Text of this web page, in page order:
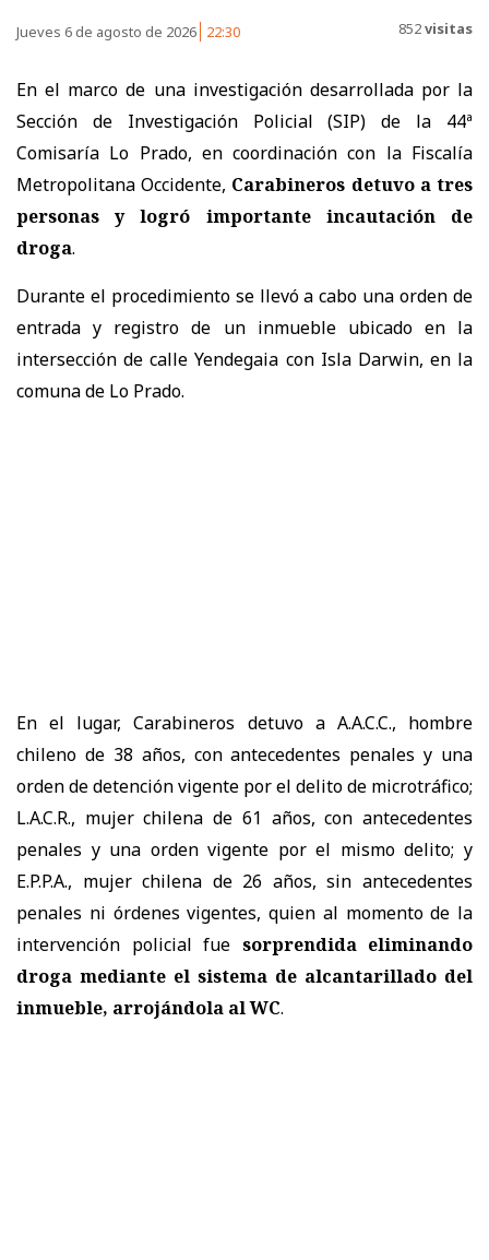
Jueves 6 de agosto de 2026 22:30 852visitas
En el marco de una investigación desarrollada por la
Sección de Investigación Policial (SIP) de la 44ª
Comisaría Lo Prado, en coordinación con la Fiscalía
Metropolitana Occidente, Carabineros detuvo a tres
personas y logró importante incautación de
droga.
Durante el procedimiento se llevó a cabo una orden de
entrada y registro de un inmueble ubicado en la
intersección de calle Yendegaia con Isla Darwin, en la
comuna de Lo Prado.
En el lugar, Carabineros detuvo a A.A.C.C., hombre
chileno de 38 años, con antecedentes penales y una
orden de detención vigente por el delito de microtráfico;
L.A.C.R., mujer chilena de 61 años, con antecedentes
penales y una orden vigente por el mismo delito; y
E.P.P.A., mujer chilena de 26 años, sin antecedentes
penales ni órdenes vigentes, quien al momento de la
intervención policial fue sorprendida eliminando
droga mediante el sistema de alcantarillado del
inmueble, arrojándola al WC.